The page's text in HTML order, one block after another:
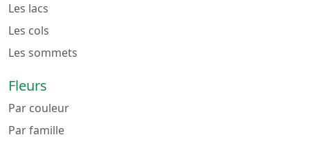
Les lacs
Les cols
Les sommets
Fleurs
Par couleur
Par famille